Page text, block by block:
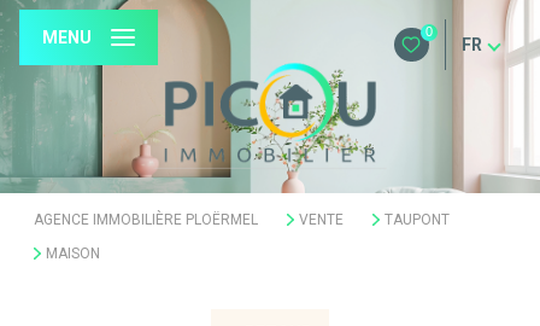
0
FR
MENU
AGENCE IMMOBILIÈRE PLOËRMEL VENTE
TAUPONT
MAISON